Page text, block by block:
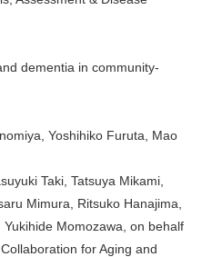
dementia in community-
Yoshihiko Furuta, Mao
Taki, Tatsuya Mikami,
Mimura, Ritsuko Hanajima,
Momozawa, on behalf
for Aging and